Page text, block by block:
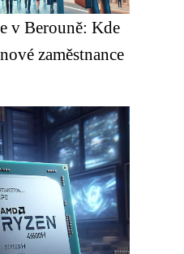
v Berouně: Kde
zaměstnance